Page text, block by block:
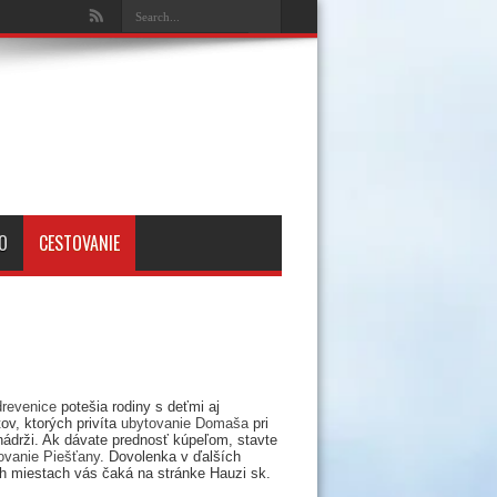
CESTOVANIE
potešia rodiny s deťmi aj
ktorých privíta ubytovanie Domašapri
Ak dávate prednosť kúpeľom, stavte
Piešťany. Dovolenka v ďalších
miestach vás čaká na stránke Hauzi sk.